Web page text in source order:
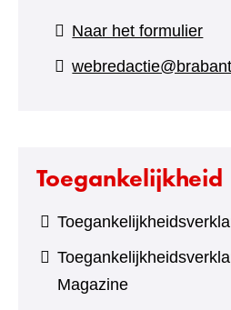
Naar het formulier
naar
Toegankelijkheid
Magazine